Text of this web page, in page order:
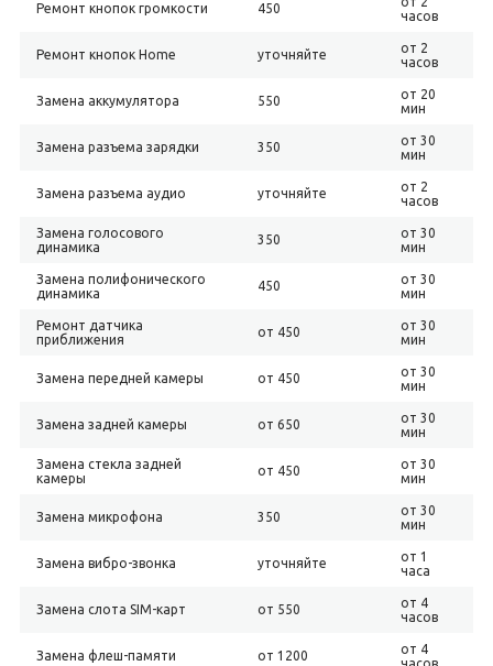
Ремонт кнопок громкости 450
часов
Ремонт кнопок Home уточняйте
от 2
часов
Замена аккумулятора 550
от 20
мин
Замена разъема зарядки 350
от 30
мин
Замена разъема аудио уточняйте
от 2
часов
Замена голосового
динамика
350
от 30
мин
Замена полифонического
динамика
450
от 30
мин
Ремонт датчика
приближения
от 450
от 30
мин
Замена передней камеры от 450
от 30
мин
Замена задней камеры от 650
от 30
мин
Замена стекла задней
камеры
от 450
от 30
мин
Замена микрофона 350
от 30
мин
Замена вибро-звонка уточняйте
от 1
часа
Замена слота SIM-карт от 550
от 4
часов
Замена флеш-памяти от 1200
от 4